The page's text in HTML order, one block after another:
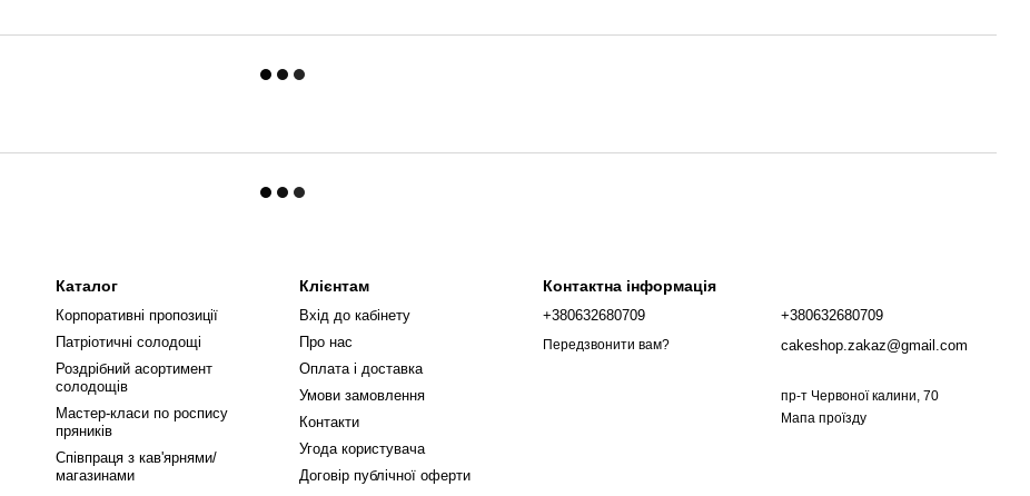
Каталог
Корпоративні пропозиції
Патріотичні солодощі
Роздрібний асортимент
солодощів
Мастер-класи по роспису
пряників
Співпраця з кав'ярнями/
магазинами
Клієнтам
Вхід до кабінету
Про нас
Оплата і доставка
Умови замовлення
Контакти
Угода користувача
Договір публічної оферти
Контактна інформація
+380632680709
Передзвонити вам?
+380632680709
cakeshop.zakaz@gmail.com
пр-т Червоної калини, 70
Мапа проїзду